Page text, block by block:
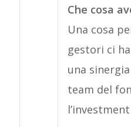
Che cosa
Una cosa
gestori ci
una
team del